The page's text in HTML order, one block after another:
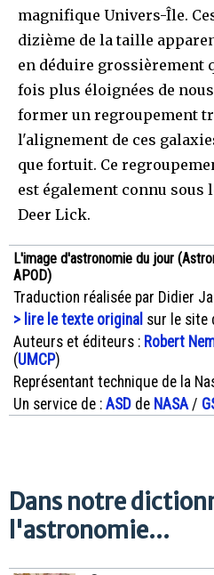
magnifique Univers-Île.
dizième de la taille
en déduire grossièrement
fois plus éloignées de
former un regroupement
l'alignement de ces
que fortuit. Ce
est également connu sous
Deer Lick.
L'image d'astronomie du jour
APOD)
Traduction réalisée par Didier
> lire le texte original sur le site
Auteurs et éditeurs : Robert
(UMCP)
Représentant technique de la
Un service de : ASD de NASA /
Dans notre
l'astronomie...